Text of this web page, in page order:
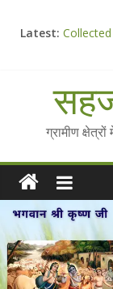
Latest:
सहज कृषि
Chalo
ग्रामीण